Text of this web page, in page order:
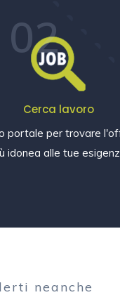
02
Cerca lavoro
portale per trovare
idonea alle tue
neanche